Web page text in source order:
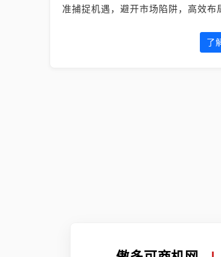
准捕捉机遇，避开市场陷阱，高效布
了